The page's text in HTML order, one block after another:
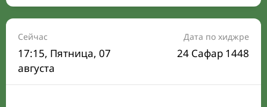
Время намаза на сегодня
Расписание на месяц
Время Сухура и Ифтара на сегодня
Календарь рамадана
Сейчас
17:15, Пятница, 07
августа
Дата по хиджре
24 Сафар 1448